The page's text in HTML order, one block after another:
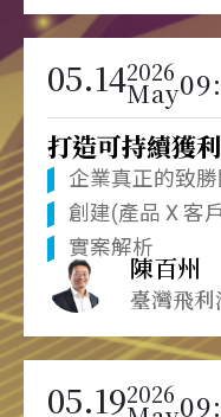
05.142026
May
打造可持續獲
企業真正的致
創建(產品 X 客
實案解析
陳百州
臺灣飛
05.192026